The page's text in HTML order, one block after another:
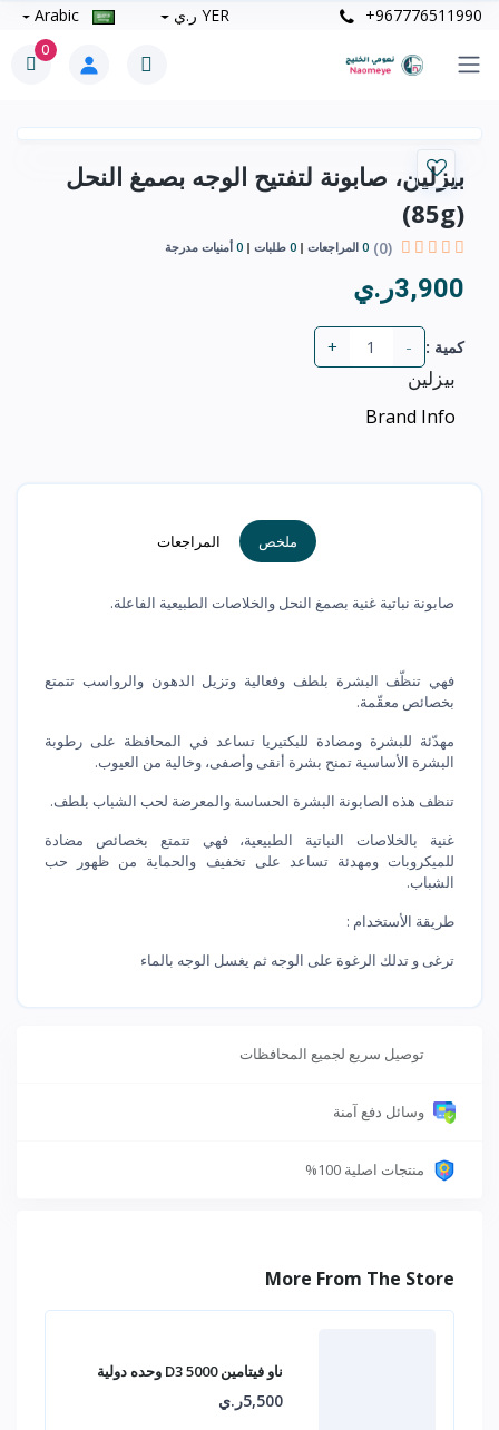
+967776511990 YER ر.ي
0
بيزلين، صابونة لتفتيح الوجه بصمغ النحل
(85g)
(0)
0 المراجعات 0 طلبات 0 أمنيات مدرجة
3,900ر.ي
كمية : -
+
بيزلين
Brand Info
ملخص المراجعات
صابونة نباتية غنية بصمغ النحل والخلاصات الطبيعية الفاعلة.
فهي تنظّف البشرة بلطف وفعالية وتزيل الدهون والرواسب تتمتع
بخصائص معقّمة.
مهدّئة للبشرة ومضادة للبكتيريا تساعد في المحافظة على رطوبة
البشرة الأساسية تمنح بشرة أنقى وأصفى، وخالية من العيوب.
تنظف هذه الصابونة البشرة الحساسة والمعرضة لحب الشباب بلطف.
غنية بالخلاصات النباتية الطبيعية، فهي تتمتع بخصائص مضادة
للميكروبات ومهدئة تساعد على تخفيف والحماية من ظهور حب
الشباب.
طريقة الأستخدام :
ترغى و تدلك الرغوة على الوجه ثم يغسل الوجه بالماء
توصيل سريع لجميع المحافظات
وسائل دفع آمنة
منتجات اصلية 100%
More From The Store
ناو فيتامين D3 5000 وحده دولية
5,500ر.ي